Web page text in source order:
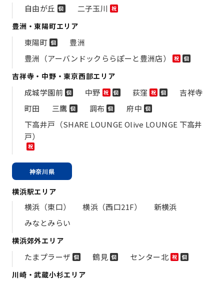
自由が丘 個 二子玉川 祝
豊洲・東陽町エリア
東陽町 個
豊洲
豊洲（アーバンドックららぽーと豊洲店）
祝 個
吉祥寺・中野・東京西部エリア
成城学園前 個 中野 祝 個 荻窪 祝 個
吉祥寺
町田
三鷹 個 調布 個 府中 個
下高井戸（SHARE LOUNGE Olive LOUNGE 下高井
戸）
祝
神奈川県
横浜駅エリア
横浜（東口） 横浜（西口21F）
新横浜
みなとみらい
横浜郊外エリア
たまプラーザ 個 鶴見 個 センター北 祝 個
川崎・武蔵小杉エリア